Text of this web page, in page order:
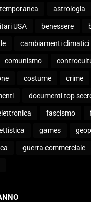
astrologia
USA benessere
cambiamenti climatici
comunismo
costume crime
documenti top
fascismo
games
guerra commerciale